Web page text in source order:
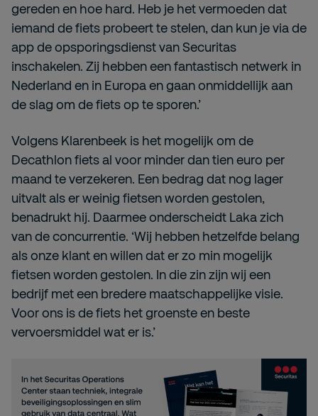
gereden en hoe hard. Heb je het vermoeden dat
iemand de fiets probeert te stelen, dan kun je via de
app de opsporingsdienst van Securitas
inschakelen. Zij hebben een fantastisch netwerk in
Nederland en in Europa en gaan onmiddellijk aan
de slag om de fiets op te sporen.’
Volgens Klarenbeek is het mogelijk om de
Decathlon fiets al voor minder dan tien euro per
maand te verzekeren. Een bedrag dat nog lager
uitvalt als er weinig fietsen worden gestolen,
benadrukt hij. Daarmee onderscheidt Laka zich
van de concurrentie. ‘Wij hebben hetzelfde belang
als onze klant en willen dat er zo min mogelijk
fietsen worden gestolen. In die zin zijn wij een
bedrijf met een bredere maatschappelijke visie.
Voor ons is de fiets het groenste en beste
vervoersmiddel wat er is.’